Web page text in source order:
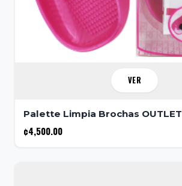
VER
Palette Limpia Brochas OUTLET
¢4,500.00